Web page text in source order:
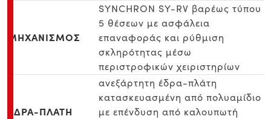
ΜΗΧΑΝΙΣΜΟΣ
SYNCHRON SY-RV βαρέως τύπου
5 θέσεων με ασφάλεια
επαναφοράς και ρύθμιση
σκληρότητας μέσω
περιστροφικών χειριστηρίων
ΕΔΡΑ-ΠΛΑΤΗ
ανεξάρτητη έδρα-πλάτη
κατασκευασμένη από πολυαμίδιο
με επένδυση από καλουπωτή